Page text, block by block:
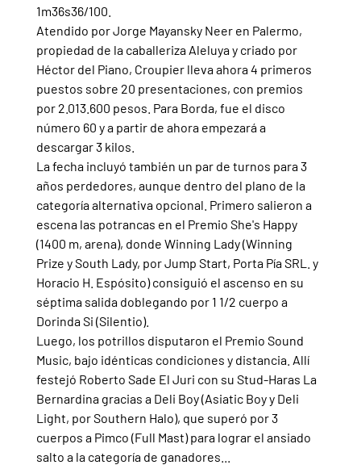
1m36s36/100.
Atendido por Jorge Mayansky Neer en Palermo,
propiedad de la caballeriza Aleluya y criado por
Héctor del Piano, Croupier lleva ahora 4 primeros
puestos sobre 20 presentaciones, con premios
por 2.013.600 pesos. Para Borda, fue el disco
número 60 y a partir de ahora empezará a
descargar 3 kilos.
La fecha incluyó también un par de turnos para 3
años perdedores, aunque dentro del plano de la
categoría alternativa opcional. Primero salieron a
escena las potrancas en el Premio She's Happy
(1400 m, arena), donde Winning Lady (Winning
Prize y South Lady, por Jump Start, Porta Pía SRL. y
Horacio H. Espósito) consiguió el ascenso en su
séptima salida doblegando por 1 1/2 cuerpo a
Dorinda Si (Silentio).
Luego, los potrillos disputaron el Premio Sound
Music, bajo idénticas condiciones y distancia. Allí
festejó Roberto Sade El Juri con su Stud-Haras La
Bernardina gracias a Deli Boy (Asiatic Boy y Deli
Light, por Southern Halo), que superó por 3
cuerpos a Pimco (Full Mast) para lograr el ansiado
salto a la categoría de ganadores...